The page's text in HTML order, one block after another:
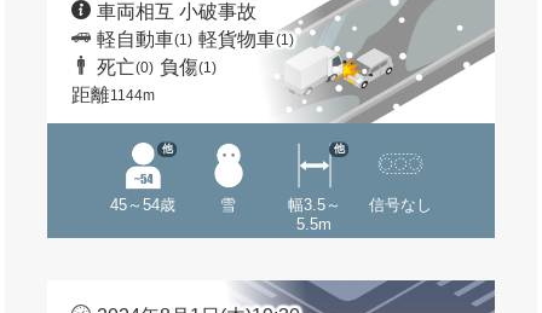
車両相互 小破事故
軽自動車(1) 軽貨物車(1)
死亡(0) 負傷(1)
距離1144m
45～54歳
他
雪
幅3.5～
5.5m
他
信号なし